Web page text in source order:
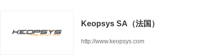
Keopsys SA（法国）
http://www.keopsys.com